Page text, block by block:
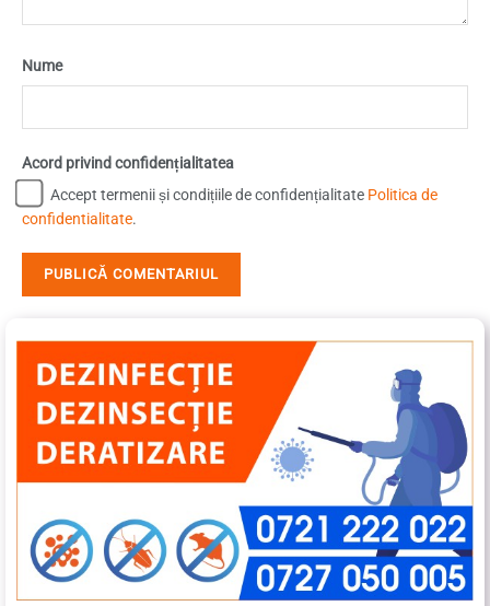
Nume
Acord privind confidențialitatea
Accept termenii și condițiile de confidențialitate Politica de
confidentialitate.